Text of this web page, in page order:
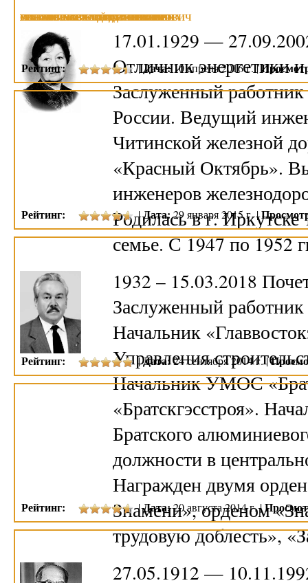
ПШЕННИКОВА ТАМАРА ИВАНОВНА
17.01.1929 —
Отличник энергетики
Заслуженный
России. Ведущий
Читинской железной
«Красный Октябрь».
инженеров
Родилась в г. Иркутске
семье. С 1947 по 1952
ГРАБАРЬ АЛЕКСЕЙ ДМИТРИЕВИЧ
1932 – 15.03.2018
Заслуженный
Начальник
Управления
Начальник УМОС
«Братскгэсстроя».
Братского
должности в
Награжден двумя
Знамени», орденом
трудовую доблесть»,
РОТФОРТ МИХАИЛ СЕМЕНОВИЧ
27.05.1912 —
МАЛКОВ ПАВЕЛ ДМИТРИЕВИЧ
СЛЕСАРЧУК ЛЕОНИД ПЕТРОВИЧ
МАЗАНОВ СТАНИСЛАВ СТЕПАНОВИЧ
Рейтинг: |Дата:10 апреля 2016 г. |
Рейтинг: |Дата:29 января 2015 г. |
Рейтинг: |Дата:24 сентября 2014 г. |
Рейтинг: |Дата:20 августа 2014 г. |